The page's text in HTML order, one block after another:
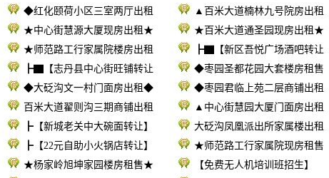
◆红化颐荷小区三室两厅出租 ▲百米大道楠林九号院房出租
★中心街慧源大厦现房出租★ ★百米大道通圣园现房出租★
★师范路工行家属院楼房出租 ┣▇【新区吾悦广场酒吧转让
┣▇【志丹县中心街旺铺转让 ◆枣园圣都花园大套楼房租售
◆大砭沟文一村门面房出租◆ ◆枣园君临上苑二层商铺出租
百米大道翟则沟三期商铺出租 ▲中心街慧园大厦门面房出租
┣【新城老关中大碗面转让】 大砭沟凤凰派出所家属楼出租
┣【22元自助小火锅店转让】 ★师范路工行家属院现房租售
★杨家岭旭坤家园楼房租售★ 【免费无人机培训班招生】